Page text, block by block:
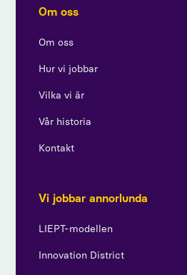
Om oss
Om oss
Hur vi jobbar
Vilka vi är
Vår historia
Kontakt
Vi jobbar annorlunda
LIEPT-modellen
Innovation District